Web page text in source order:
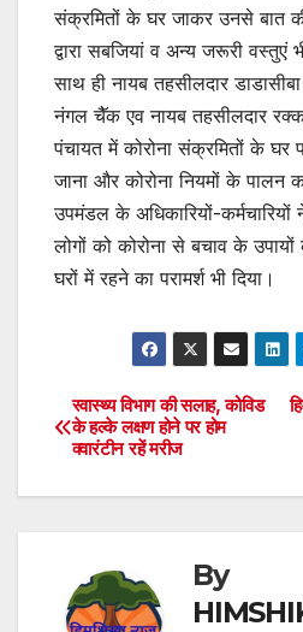
संक्रमितों के घर जाकर उनसे बात
द्वारा सबजियां व अन्य जरूरी वस्तुएं
साथ ही नायब तहसीलदार
नंगल चैॅक एव नायब तहसीलदार
पंचायत में कोरोना संक्रमितों के
जाना और कोरोना नियमों के पालन
उपमंडल के अधिकारियों-
लोगों को कोरोना से बचाव के
घरों में रहने का परामर्श भी दिया।
Post
navigation
स्वास्थ्य विभाग की सलाह, कोविड
के हल्के लक्षण होने पर होम
क्वारंटीन रहें मरीज
By